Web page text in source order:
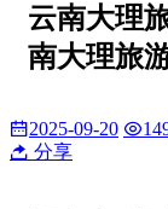
云南大理
南大理旅
2025-09-20
分享